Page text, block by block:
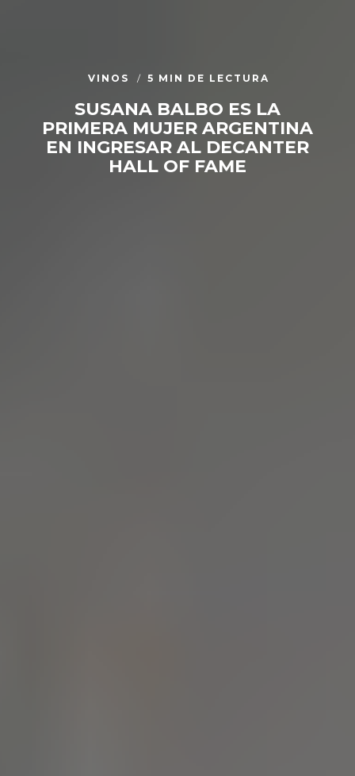
VINOS 5 MIN DE LECTURA
SUSANA BALBO ES LA
PRIMERA MUJER ARGENTINA
EN INGRESAR AL DECANTER
HALL OF FAME